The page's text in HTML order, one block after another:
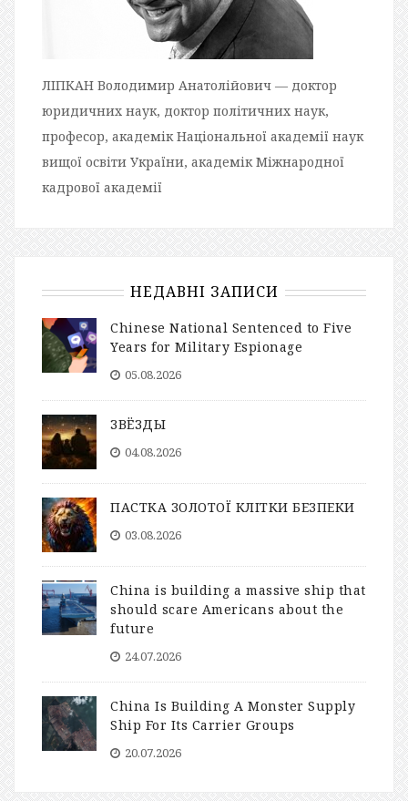
ЛІПКАН Володимир Анатолійович — доктор
юридичних наук, доктор політичних наук,
професор, академік Національної академії наук
вищої освіти України, академік Міжнародної
кадрової академії
НЕДАВНІ ЗАПИСИ
Chinese National Sentenced to Five
Years for Military Espionage
05.08.2026
ЗВЁЗДЫ
04.08.2026
ПАСТКА ЗОЛОТОЇ КЛІТКИ БЕЗПЕКИ
03.08.2026
China is building a massive ship that
should scare Americans about the
future
24.07.2026
China Is Building A Monster Supply
Ship For Its Carrier Groups
20.07.2026